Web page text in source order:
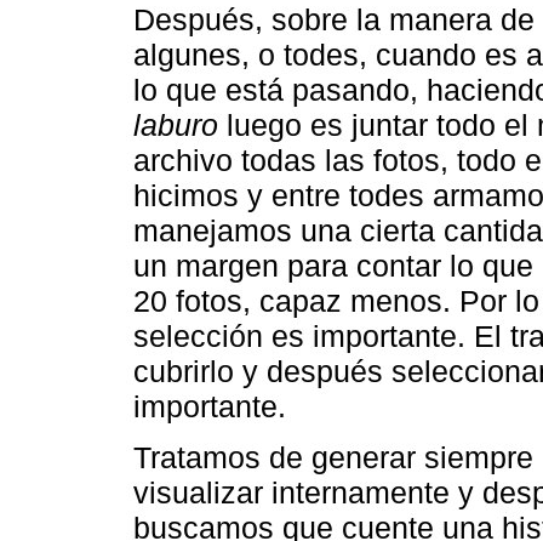
Después, sobre la manera
algunes, o todes, cuando es
lo que está pasando,
laburo luego es juntar todo el
archivo todas las fotos, todo
hicimos y entre todes
manejamos una cierta
un margen para contar lo
20 fotos, capaz menos. Por
selección es importante. El
cubrirlo y después
importante.
Tratamos de generar
visualizar internamente y
buscamos que cuente una